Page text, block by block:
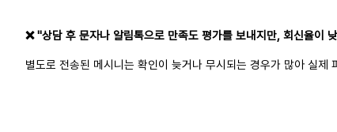
❌ "상담 후 문자나 알림톡으로 만족도 평가를 보내지만, 회신율이
별도로 전송된 메시니는 확인이 늦거나 무시되는 경우가 많아 실제